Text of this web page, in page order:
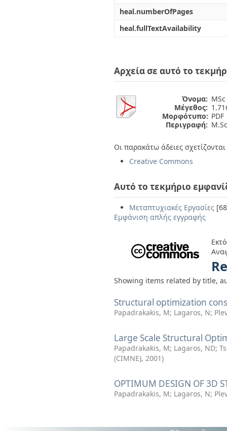
heal.numberOfPages
heal.fullTextAvailability
Αρχεία σε αυτό το
Όνομα:
Μέγεθος:
Μορφότυπο: PDF
Περιγραφή:
Οι παρακάτω άδειες
Creative Commons
Αυτό το τεκμήριο
Μεταπτυχιακές Εργασίες
Εμφάνιση απλής εγγραφής
Showing items related by title,
Structural optimization
Papadrakakis, M; Lagaros, N;
Large Scale Structural
Papadrakakis, M; Lagaros, ND;
(CIMNE), 2001)
OPTIMUM DESIGN OF 3D
Papadrakakis, M; Lagaros, N;